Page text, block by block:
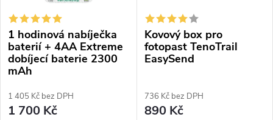
p
r
o
d
s
p
r
o
1 hodinová nabíječka
baterií + 4AA Extreme
dobíjecí baterie 2300
mAh
1 405 Kč bez DPH
1 700 Kč
Kovový box pro
fotopast TenoTrail
EasySend
736 Kč bez DPH
890 Kč